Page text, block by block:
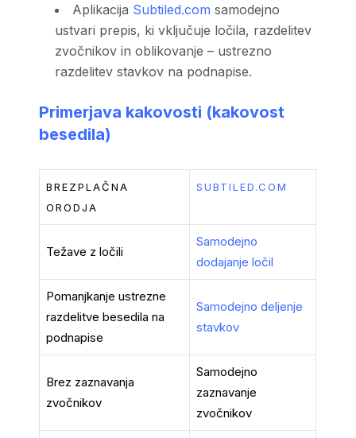
Aplikacija Subtiled.com samodejno
ustvari prepis, ki vključuje ločila, razdelitev
zvočnikov in oblikovanje – ustrezno
razdelitev stavkov na podnapise.
Primerjava kakovosti (kakovost
besedila)
BREZPLAČNA
ORODJA
SUBTILED.COM
Težave z ločili
Samodejno
dodajanje ločil
Pomanjkanje ustrezne
razdelitve besedila na
podnapise
Samodejno deljenje
stavkov
Brez zaznavanja
zvočnikov
Samodejno
zaznavanje
zvočnikov